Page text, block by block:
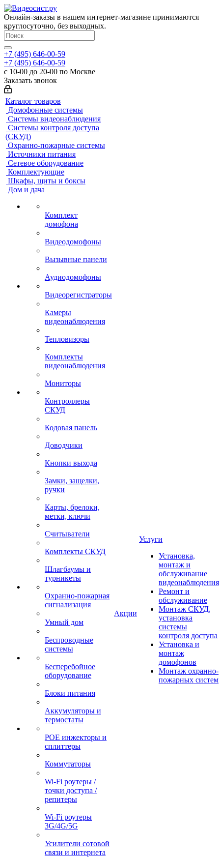
Онлайн-заказы в нашем интернет-магазине принимаются
круглосуточно, без выходных.
+7 (495) 646-00-59
+7 (495) 646-00-59
с 10-00 до 20-00 по Москве
Заказать звонок
Каталог товаров
Домофонные системы
Системы видеонаблюдения
Системы контроля доступа
(СКУД)
Охранно-пожарные системы
Источники питания
Сетевое оборудование
Комплектующие
Шкафы, щиты и боксы
Дом и дача
Комплект
домофона
Видеодомофоны
Вызывные панели
Аудиодомофоны
Видеорегистраторы
Камеры
видеонаблюдения
Тепловизоры
Комплекты
видеонаблюдения
Мониторы
Контроллеры
СКУД
Кодовая панель
Доводчики
Кнопки выхода
Замки, защелки,
ручки
Карты, брелоки,
метки, ключи
Считыватели
Комплекты СКУД
Шлагбаумы и
турникеты
Охранно-пожарная
сигнализация
Умный дом
Беспроводные
системы
Бесперебойное
оборудование
Блоки питания
Аккумуляторы и
термостаты
POE инжекторы и
сплиттеры
Коммутаторы
Wi-Fi роутеры /
точки доступа /
репитеры
Wi-Fi роутеры
3G/4G/5G
Усилители сотовой
связи и интернета
Акции
Услуги
Установка,
монтаж и
обслуживание
видеонаблюдения
Ремонт и
обслуживание
Монтаж СКУД,
установка
системы
контроля доступа
Установка и
монтаж
домофонов
Монтаж охранно-
пожарных систем